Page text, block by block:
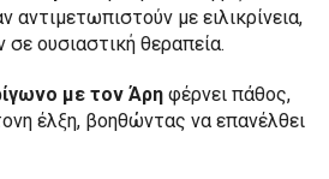
αντιμετωπιστούν με ειλικρίνεια,
ουσιαστική θεραπεία.
με τον Άρη φέρνει πάθος,
έλξη, βοηθώντας να επανέλθει